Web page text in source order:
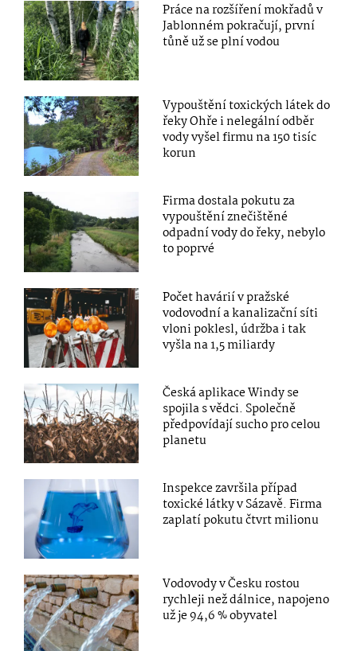
Práce na rozšíření mokřadů v
Jablonném pokračují, první
tůně už se plní vodou
Vypouštění toxických látek do
řeky Ohře i nelegální odběr
vody vyšel firmu na 150 tisíc
korun
Firma dostala pokutu za
vypouštění znečištěné
odpadní vody do řeky, nebylo
to poprvé
Počet havárií v pražské
vodovodní a kanalizační síti
vloni poklesl, údržba i tak
vyšla na 1,5 miliardy
Česká aplikace Windy se
spojila s vědci. Společně
předpovídají sucho pro celou
planetu
Inspekce završila případ
toxické látky v Sázavě. Firma
zaplatí pokutu čtvrt milionu
Vodovody v Česku rostou
rychleji než dálnice, napojeno
už je 94,6 % obyvatel